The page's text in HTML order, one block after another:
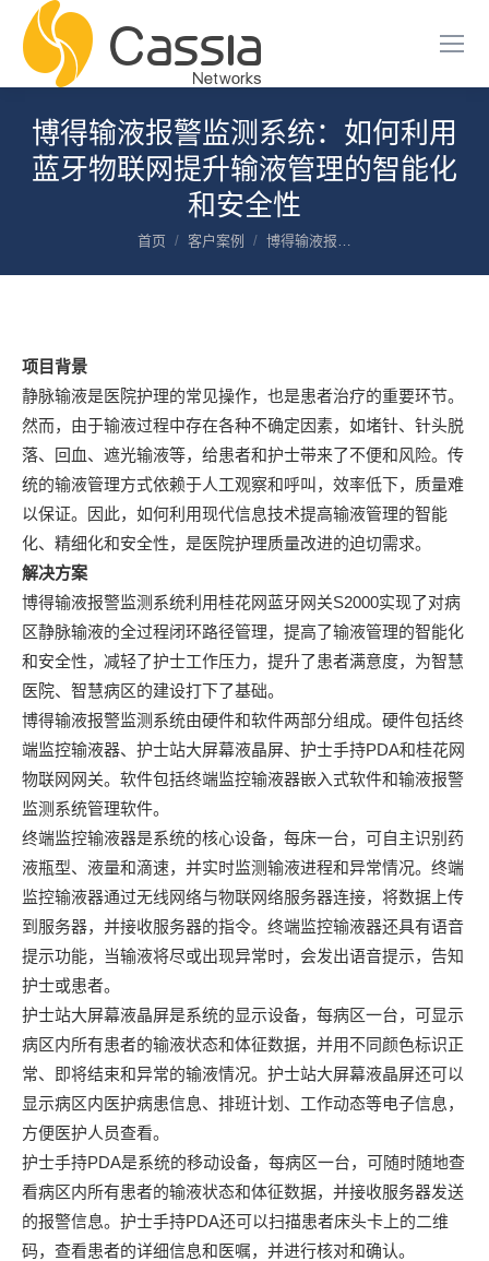
博得输液报警监测系统：如何利用
蓝牙物联网提升输液管理的智能化
和安全性
您在这里：
首页 客户案例 博得输液报…
项目背景
静脉输液是医院护理的常见操作，也是患者治疗的重要环节。
然而，由于输液过程中存在各种不确定因素，如堵针、针头脱
落、回血、遮光输液等，给患者和护士带来了不便和风险。传
统的输液管理方式依赖于人工观察和呼叫，效率低下，质量难
以保证。因此，如何利用现代信息技术提高输液管理的智能
化、精细化和安全性，是医院护理质量改进的迫切需求。
解决方案
博得输液报警监测系统利用桂花网蓝牙网关S2000实现了对病
区静脉输液的全过程闭环路径管理，提高了输液管理的智能化
和安全性，减轻了护士工作压力，提升了患者满意度，为智慧
医院、智慧病区的建设打下了基础。
博得输液报警监测系统由硬件和软件两部分组成。硬件包括终
端监控输液器、护士站大屏幕液晶屏、护士手持PDA和桂花网
物联网网关。软件包括终端监控输液器嵌入式软件和输液报警
监测系统管理软件。
终端监控输液器是系统的核心设备，每床一台，可自主识别药
液瓶型、液量和滴速，并实时监测输液进程和异常情况。终端
监控输液器通过无线网络与物联网络服务器连接，将数据上传
到服务器，并接收服务器的指令。终端监控输液器还具有语音
提示功能，当输液将尽或出现异常时，会发出语音提示，告知
护士或患者。
护士站大屏幕液晶屏是系统的显示设备，每病区一台，可显示
病区内所有患者的输液状态和体征数据，并用不同颜色标识正
常、即将结束和异常的输液情况。护士站大屏幕液晶屏还可以
显示病区内医护病患信息、排班计划、工作动态等电子信息，
方便医护人员查看。
护士手持PDA是系统的移动设备，每病区一台，可随时随地查
看病区内所有患者的输液状态和体征数据，并接收服务器发送
的报警信息。护士手持PDA还可以扫描患者床头卡上的二维
码，查看患者的详细信息和医嘱，并进行核对和确认。